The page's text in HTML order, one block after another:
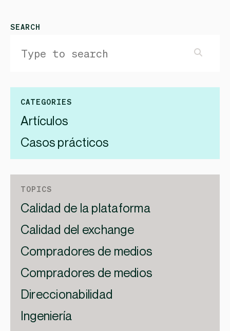
SEARCH
CATEGORIES
Artículos
Casos prácticos
TOPICS
Calidad de la plataforma
Calidad del exchange
Compradores de medios
Compradores de medios
Direccionabilidad
Ingeniería